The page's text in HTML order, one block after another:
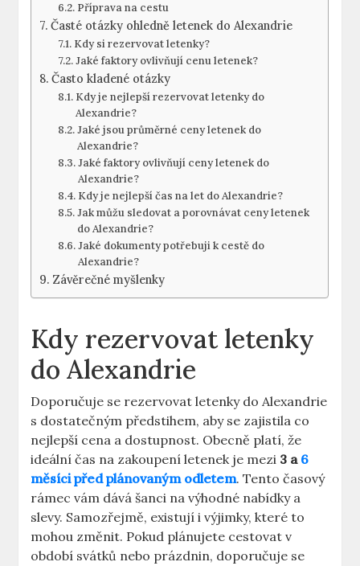
Příprava na cestu
Časté otázky ohledně letenek do Alexandrie
Kdy si rezervovat letenky?
Jaké faktory ovlivňují cenu letenek?
Často kladené otázky
Kdy je nejlepší rezervovat letenky do
Alexandrie?
Jaké jsou průměrné ceny letenek do
Alexandrie?
Jaké faktory ovlivňují ceny letenek do
Alexandrie?
Kdy je nejlepší čas na let do Alexandrie?
Jak můžu sledovat a porovnávat ceny letenek
do Alexandrie?
Jaké dokumenty potřebuji k cestě do
Alexandrie?
Závěrečné myšlenky
Kdy rezervovat letenky
do Alexandrie
Doporučuje se rezervovat letenky do Alexandrie
s dostatečným předstihem, aby se zajistila co
nejlepší cena a dostupnost. Obecně platí, že
ideální čas na zakoupení letenek je mezi 3 a 6
měsíci před plánovaným odletem. Tento časový
rámec vám dává šanci na výhodné nabídky a
slevy. Samozřejmě, existují i výjimky, které to
mohou změnit. Pokud plánujete cestovat v
období svátků nebo prázdnin, doporučuje se